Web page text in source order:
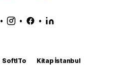
• • •
SoftITo
Kitap İstanbul